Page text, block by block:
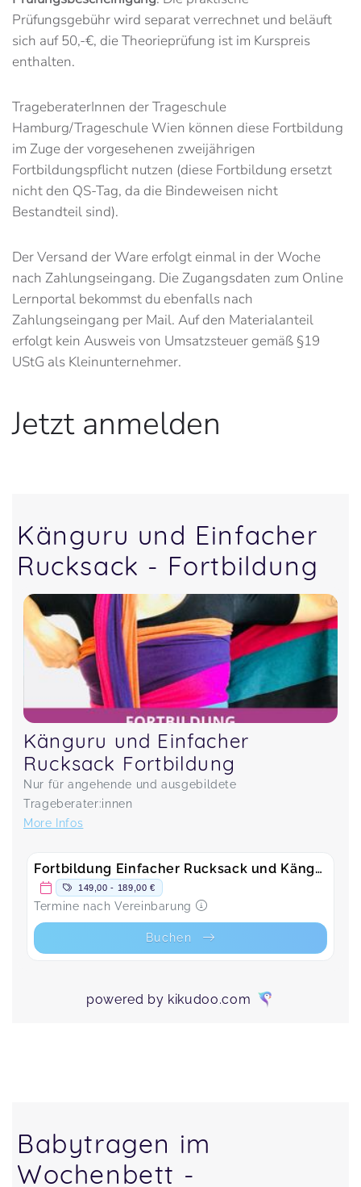
Prüfungsgebühr wird separat verrechnet und beläuft
sich auf 50,-€, die Theorieprüfung ist im Kurspreis
enthalten.
TrageberaterInnen der Trageschule
Hamburg/Trageschule Wien können diese Fortbildung
im Zuge der vorgesehenen zweijährigen
Fortbildungspflicht nutzen (diese Fortbildung ersetzt
nicht den QS-Tag, da die Bindeweisen nicht
Bestandteil sind).
Der Versand der Ware erfolgt einmal in der Woche
nach Zahlungseingang. Die Zugangsdaten zum Online
Lernportal bekommst du ebenfalls nach
Zahlungseingang per Mail. Auf den Materialanteil
erfolgt kein Ausweis von Umsatzsteuer gemäß §19
UStG als Kleinunternehmer.
Jetzt anmelden